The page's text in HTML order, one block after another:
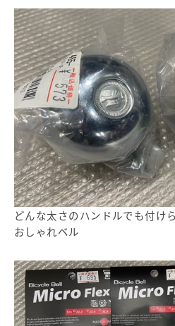
どんな太さのハンドルでも付け
おしゃれベル